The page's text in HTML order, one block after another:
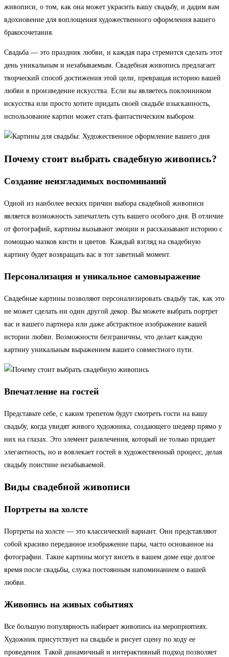
живописи, о том, как она может украсить вашу свадьбу, и дадим вам
вдохновение для воплощения художественного оформления вашего
бракосочетания.
Свадьба — это праздник любви, и каждая пара стремится сделать этот
день уникальным и незабываемым. Свадебная живопись предлагает
творческий способ достижения этой цели, превращая историю вашей
любви в произведение искусства. Если вы являетесь поклонником
искусства или просто хотите придать своей свадьбе изысканность,
использование картин может стать фантастическим выбором.
Почему стоит выбрать свадебную живопись?
Создание неизгладимых воспоминаний
Одной из наиболее веских причин выбора свадебной живописи
является возможность запечатлеть суть вашего особого дня. В отличие
от фотографий, картины вызывают эмоции и рассказывают историю с
помощью мазков кисти и цветов. Каждый взгляд на свадебную
картину будет возвращать вас в тот заветный момент.
Персонализация и уникальное самовыражение
Свадебные картины позволяют персонализировать свадьбу так, как это
не может сделать ни один другой декор. Вы можете выбрать портрет
вас и вашего партнера или даже абстрактное изображение вашей
истории любви. Возможности безграничны, что делает каждую
картину уникальным выражением вашего совместного пути.
Впечатление на гостей
Представьте себе, с каким трепетом будут смотреть гости на вашу
свадьбу, когда увидят живого художника, создающего шедевр прямо у
них на глазах. Это элемент развлечения, который не только придает
элегантность, но и вовлекает гостей в художественный процесс, делая
свадьбу поистине незабываемой.
Виды свадебной живописи
Портреты на холсте
Портреты на холсте — это классический вариант. Они представляют
собой красиво переданное изображение пары, часто основанное на
фотографии. Такие картины могут висеть в вашем доме еще долгое
время после свадьбы, служа постоянным напоминанием о вашей
любви.
Живопись на живых событиях
Все большую популярность набирает живопись на мероприятиях.
Художник присутствует на свадьбе и рисует сцену по ходу ее
проведения. Такой динамичный и интерактивный подход позволяет